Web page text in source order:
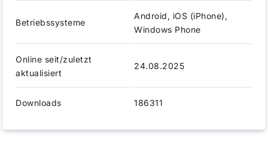
Betriebssysteme
Android, iOS (iPhone),
Windows Phone
Online seit/zuletzt
aktualisiert
24.08.2025
Downloads 186311